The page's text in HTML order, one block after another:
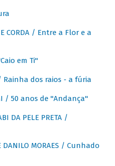
E CORDA / Entre a Flor e a
em Ti"
/ Rainha dos raios - a fúria
/ 50 anos de "Andança"
DA PELE PRETA /
DANILO MORAES / Cunhado